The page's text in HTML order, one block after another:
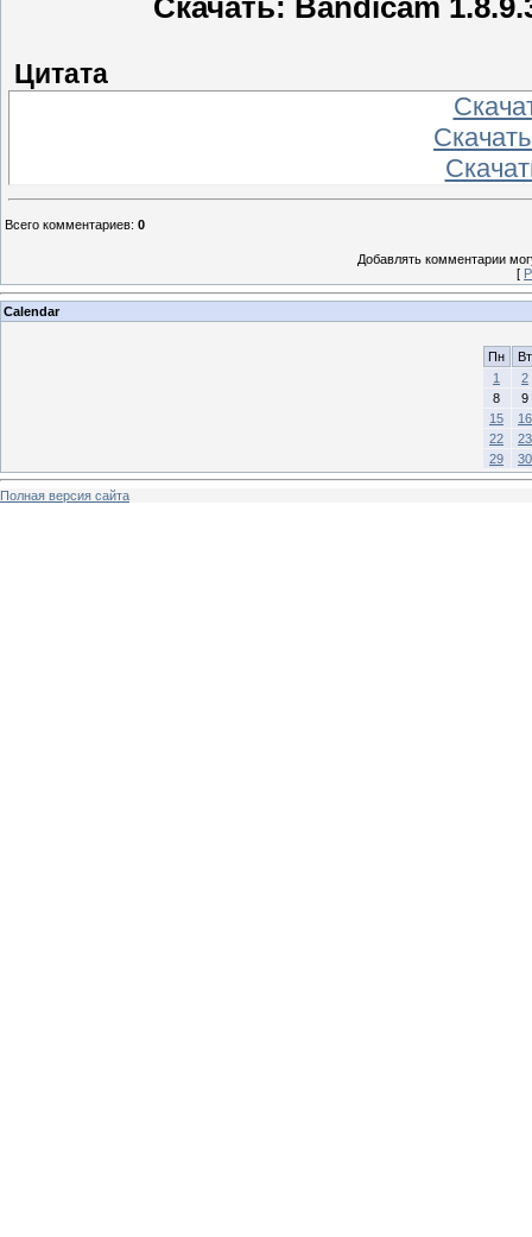
Скачать: Bandicam
Цитата
Всего комментариев: 0
Добавлять комментарии
[
Calendar
Пн
Вт
1
2
8
9
15
16
22
23
29
30
Полная версия сайта